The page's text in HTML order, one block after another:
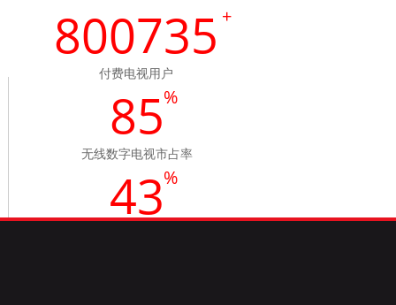
804637 +
付费电视用户
85%
无线数字电视市占率
43%